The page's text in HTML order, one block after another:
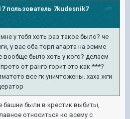
пользователь 7kudesnik7
у тебя хоть раз такое было? че
у вас оба торп апарта на эсмме
вообще было хоть у кого? делаем
от ранго горит это как ***?
все гк уничтожены. хаха жги
башни были в крестик выбиты,
относиться ко всему с